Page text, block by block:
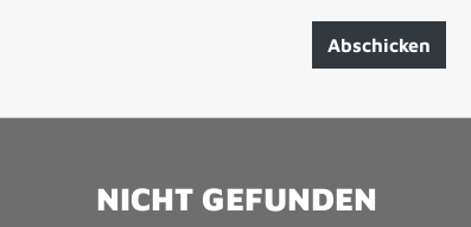
Abschicken
NICHT GEFUNDEN